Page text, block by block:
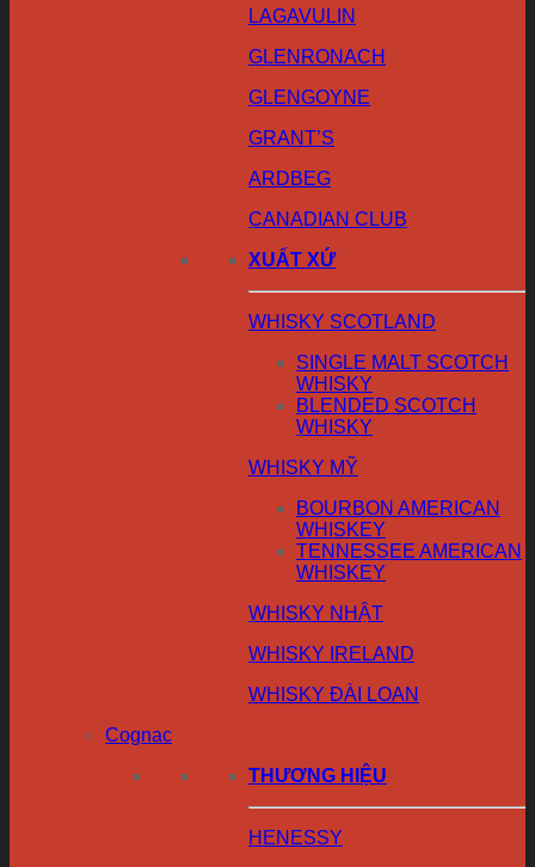
LAGAVULIN
GLENRONACH
GLENGOYNE
GRANT’S
ARDBEG
CANADIAN CLUB
XUẤT XỨ
WHISKY SCOTLAND
SINGLE MALT SCOTCH
WHISKY
BLENDED SCOTCH
WHISKY
WHISKY MỸ
BOURBON AMERICAN
WHISKEY
TENNESSEE AMERICAN
WHISKEY
WHISKY NHẬT
WHISKY IRELAND
WHISKY ĐÀI LOAN
Cognac
THƯƠNG HIỆU
HENESSY